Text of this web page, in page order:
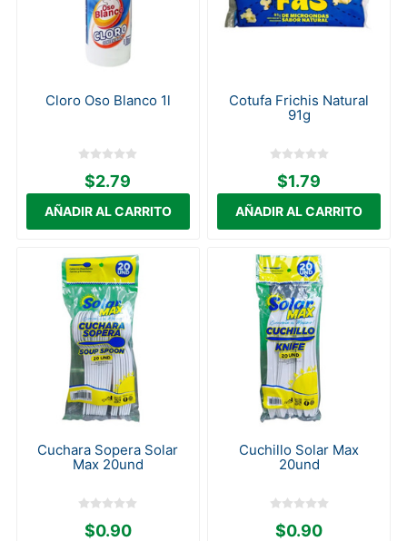
Cloro Oso Blanco 1l
$2.79
Cotufa Frichis Natural
91g
$1.79
Cuchara Sopera Solar
Max 20und
$0.90
Cuchillo Solar Max
20und
$0.90